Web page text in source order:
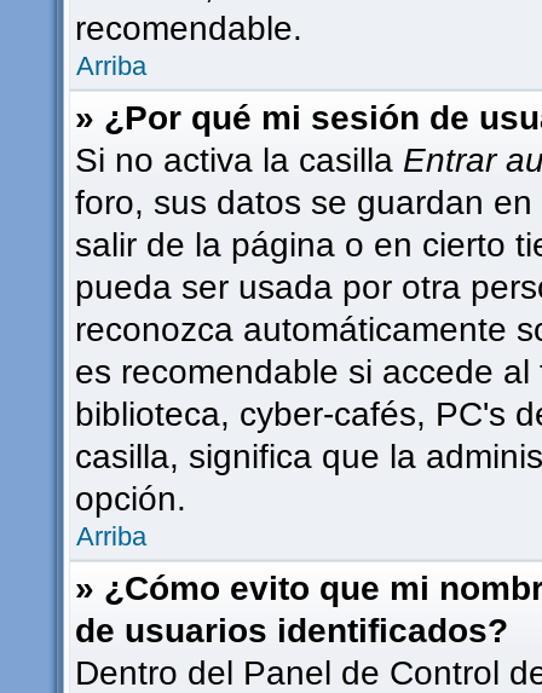
recomendable.
Arriba
» ¿Por qué mi sesión de
Si no activa la casilla Entrar
foro, sus datos se guardan
salir de la página o en cierto
pueda ser usada por otra
reconozca automáticamente
es recomendable si accede
biblioteca, cyber-cafés, PC's
casilla, significa que la
opción.
Arriba
» ¿Cómo evito que mi
de usuarios identificados?
Dentro del Panel de Control